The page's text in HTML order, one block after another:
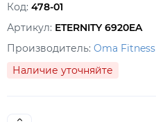
Код: 478-01
Артикул: ETERNITY 6920EA
Производитель: Oma Fitness
Наличие уточняйте